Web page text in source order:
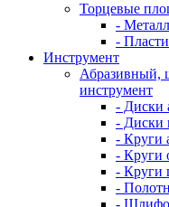
Торцевые
-
-
Инструмент
Абразивный,
инструмент
- Диски
- Диски
- Круги
- Круги
- Круги
-
-